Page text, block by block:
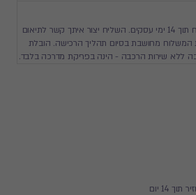
יגיע עד ביתך עם שליח תוך 14 ימי עסקים. השליח יצור איתך קשר לתיאום
מחושבת בסיום תהליך הרכישה. הובלת
ללא שירות הרכבה - הינה בפריקת מדרכה בלבד.
14 יום